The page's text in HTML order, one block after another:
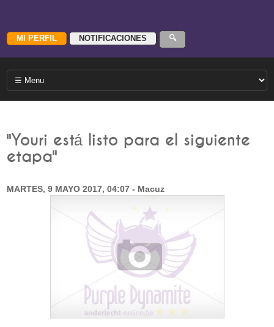
"Youri está listo para el siguiente
etapa"
MARTES, 9 MAYO 2017, 04:07 - Macuz